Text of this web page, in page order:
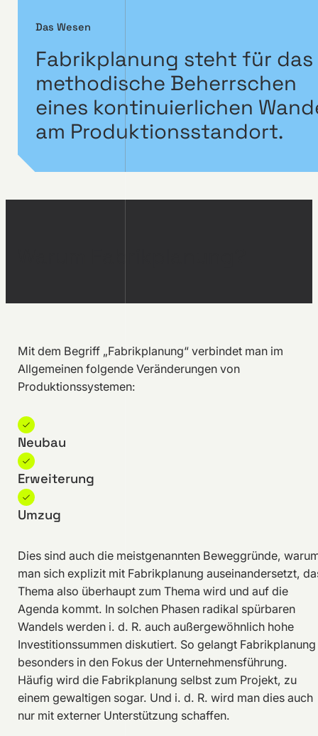
Das Wesen
Fabrikplanung steht für das
methodische Beherrschen
eines kontinuierlichen
am Produktionsstandort.
Mit dem Begriff „Fabrikplanung“ verbindet man im
Allgemeinen folgende Veränderungen von
Produktionssystemen:
Neubau
Erweiterung
Umzug
Dies sind auch die meistgenannten Beweggründe,
man sich explizit mit Fabrikplanung auseinandersetzt,
Thema also überhaupt zum Thema wird und auf die
Agenda kommt. In solchen Phasen radikal spürbaren
Wandels werden i. d. R. auch außergewöhnlich hohe
Investitionssummen diskutiert. So gelangt Fabrikplanung
besonders in den Fokus der Unternehmensführung.
Häufig wird die Fabrikplanung selbst zum Projekt, zu
einem gewaltigen sogar. Und i. d. R. wird man dies auch
nur mit externer Unterstützung schaffen.